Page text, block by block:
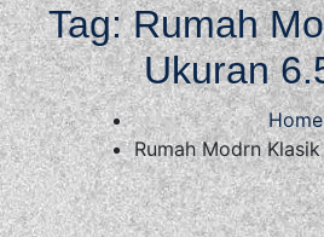
Arsitek
Bersertifikasi
Tag:Rumah
Ukuran
Home
Rumah Modrn